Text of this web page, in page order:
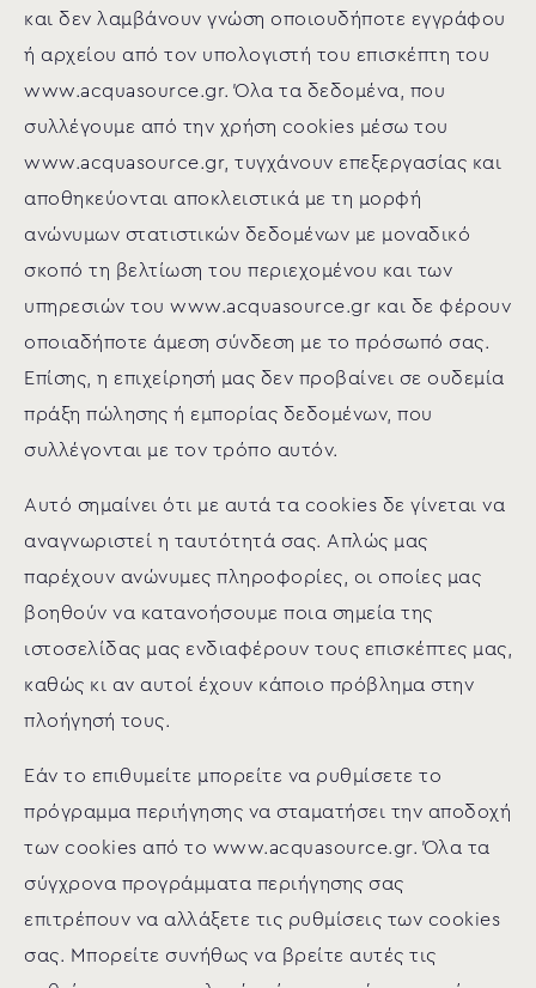
και δεν λαμβάνουν γνώση οποιουδήποτε εγγράφου
ή αρχείου από τον υπολογιστή του επισκέπτη του
www.acquasource.gr. Όλα τα δεδομένα, που
συλλέγουμε από την χρήση cookies μέσω του
www.acquasource.gr, τυγχάνουν επεξεργασίας και
αποθηκεύονται αποκλειστικά με τη μορφή
ανώνυμων στατιστικών δεδομένων με μοναδικό
σκοπό τη βελτίωση του περιεχομένου και των
υπηρεσιών του www.acquasource.gr και δε φέρουν
οποιαδήποτε άμεση σύνδεση με το πρόσωπό σας.
Επίσης, η επιχείρησή μας δεν προβαίνει σε ουδεμία
πράξη πώλησης ή εμπορίας δεδομένων, που
συλλέγονται με τον τρόπο αυτόν.
Αυτό σημαίνει ότι με αυτά τα cookies δε γίνεται να
αναγνωριστεί η ταυτότητά σας. Απλώς μας
παρέχουν ανώνυμες πληροφορίες, οι οποίες μας
βοηθούν να κατανοήσουμε ποια σημεία της
ιστοσελίδας μας ενδιαφέρουν τους επισκέπτες μας,
καθώς κι αν αυτοί έχουν κάποιο πρόβλημα στην
πλοήγησή τους.
Εάν το επιθυμείτε μπορείτε να ρυθμίσετε το
πρόγραμμα περιήγησης να σταματήσει την αποδοχή
των cookies από το www.acquasource.gr. Όλα τα
σύγχρονα προγράμματα περιήγησης σας
επιτρέπουν να αλλάξετε τις ρυθμίσεις των cookies
σας. Μπορείτε συνήθως να βρείτε αυτές τις